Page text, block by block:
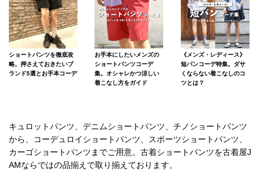
ショートパンツを徹底攻
略。押さえておきたいブ
ランド5選とお手本コーデ
お手本にしたいメンズの
ショートパンツコーデ
集。オシャレかつ涼しい
着こなし方をガイド
《メンズ・レディース》
短パンコーデ特集。ダサ
くならない着こなしのコ
ツとは？
キュロットパンツ、デニムショートパンツ、チノショートパンツ
から、コーデュロイショートパンツ、スポーツショートパンツ、
カーゴショートパンツまでご用意。古着ショートパンツを古着屋J
AMならではの品揃えで取り揃えております。